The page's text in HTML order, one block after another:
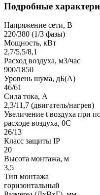
Подробные
Напряжение сети, В
220/380 (1/3 фазы)
Мощность, кВт
2,7/5,5/8,1
Расход воздуха, м3/час
900/1850
Уровень шума, дБ(A)
46/61
Сила тока, A
2,3/11,7 (двигатель/нагрев)
Увеличение t воздуха при
расходе воздуха, 0C
26/13
Класс защиты IP
20
Высота монтажа, м
3,5
Тип монтажа
горизонтальный